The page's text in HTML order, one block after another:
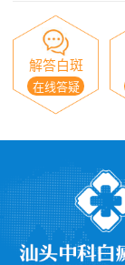
解答白斑
在线答疑